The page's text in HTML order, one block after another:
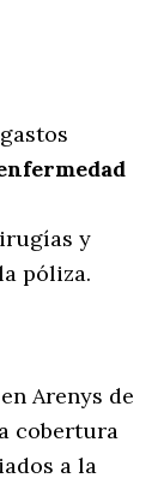
y
póliza.
Arenys de
cobertura
a la